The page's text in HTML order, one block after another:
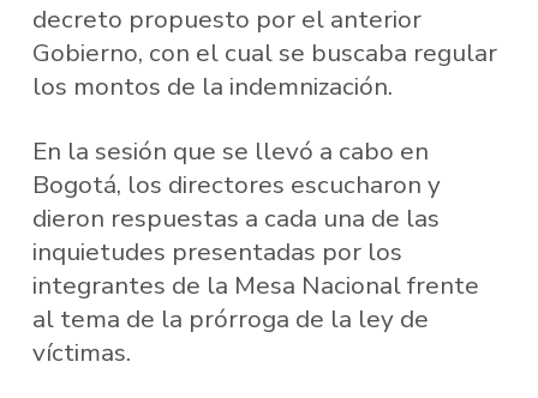
decreto propuesto por el anterior
Gobierno, con el cual se buscaba regular
los montos de la indemnización.
En la sesión que se llevó a cabo en
Bogotá, los directores escucharon y
dieron respuestas a cada una de las
inquietudes presentadas por los
integrantes de la Mesa Nacional frente
al tema de la prórroga de la ley de
víctimas.